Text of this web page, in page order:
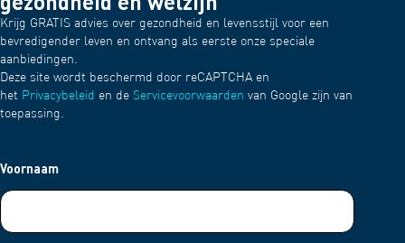
Krijg GRATIS advies over gezondheid en levensstijl voor een
bevredigender leven en ontvang als eerste onze speciale
aanbiedingen.
Deze site wordt beschermd door reCAPTCHA en
het Privacybeleid en de Servicevoorwaarden van Google zijn van
toepassing.
Voornaam